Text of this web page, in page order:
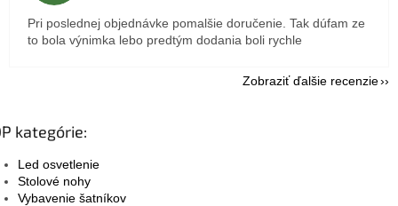
Pri poslednej objednávke pomalšie doručenie. Tak dúfam ze
to bola výnimka lebo predtým dodania boli rychle
Zobraziť ďalšie recenzie
kategórie:
Led osvetlenie
Stolové nohy
Vybavenie šatníkov